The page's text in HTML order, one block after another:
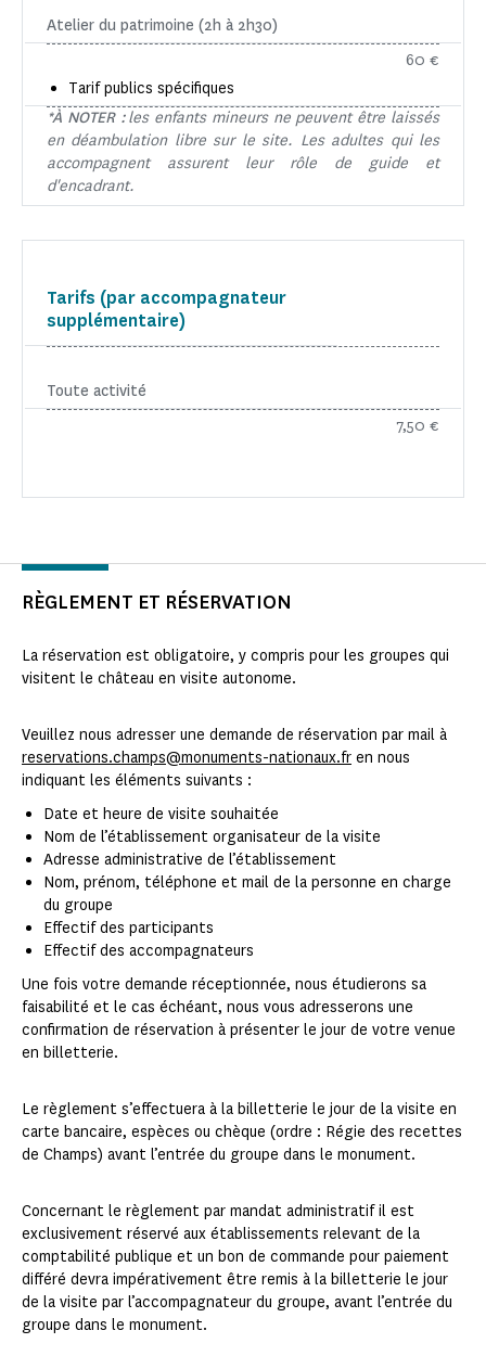
Atelier du patrimoine (2h à 2h30)
Tarif publics spécifiques
60 €
*À NOTER :les enfants mineurs ne peuvent être laissés
en déambulation libre sur le site. Les adultes qui les
accompagnent assurent leur rôle de guide et
d'encadrant.
Tarifs (par accompagnateur
supplémentaire)
Toute activité
7,50 €
RÈGLEMENT ET RÉSERVATION
La réservation est obligatoire, y compris pour les groupes qui
visitent le château en visite autonome.
Veuillez nous adresser une demande de réservation par mail à
reservations.champs@monuments-nationaux.fr en nous
indiquant les éléments suivants :
Date et heure de visite souhaitée
Nom de l’établissement organisateur de la visite
Adresse administrative de l’établissement
Nom, prénom, téléphone et mail de la personne en charge
du groupe
Effectif des participants
Effectif des accompagnateurs
Une fois votre demande réceptionnée, nous étudierons sa
faisabilité et le cas échéant, nous vous adresserons une
confirmation de réservation à présenter le jour de votre venue
en billetterie.
Le règlement s’effectuera à la billetterie le jour de la visite en
carte bancaire, espèces ou chèque (ordre : Régie des recettes
de Champs) avant l’entrée du groupe dans le monument.
Concernant le règlement par mandat administratif il est
exclusivement réservé aux établissements relevant de la
comptabilité publique et un bon de commande pour paiement
différé devra impérativement être remis à la billetterie le jour
de la visite par l’accompagnateur du groupe, avant l’entrée du
groupe dans le monument.